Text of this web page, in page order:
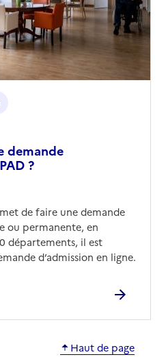
demande
?
de faire une demande
ou permanente, en
départements, il est
d’admission en ligne.
Haut de page